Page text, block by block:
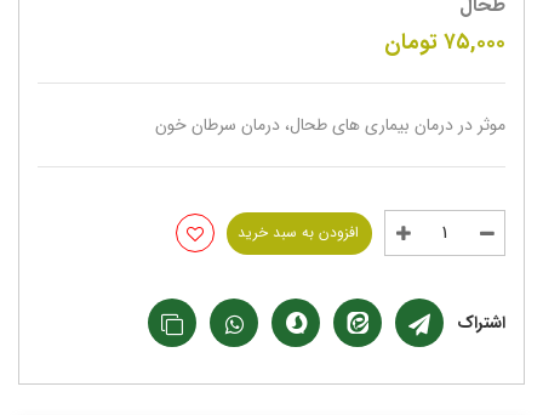
۷۵,۰۰۰تومان
موثر در درمان بیماری های طحال، درمان سرطان خون
افزودن به سبد خرید
اشتراک